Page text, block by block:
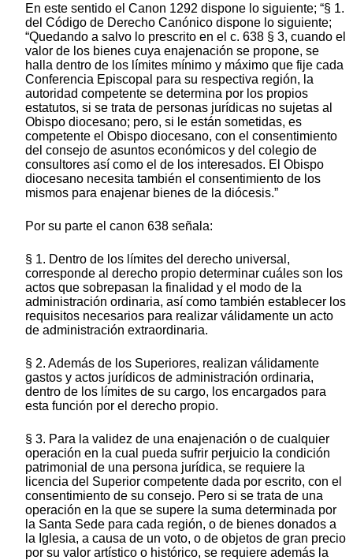
En este sentido el Canon 1292 dispone lo siguiente; “§ 1.
del Código de Derecho Canónico dispone lo siguiente;
“Quedando a salvo lo prescrito en el c. 638 § 3, cuando el
valor de los bienes cuya enajenación se propone, se
halla dentro de los límites mínimo y máximo que fije cada
Conferencia Episcopal para su respectiva región, la
autoridad competente se determina por los propios
estatutos, si se trata de personas jurídicas no sujetas al
Obispo diocesano; pero, si le están sometidas, es
competente el Obispo diocesano, con el consentimiento
del consejo de asuntos económicos y del colegio de
consultores así como el de los interesados. El Obispo
diocesano necesita también el consentimiento de los
mismos para enajenar bienes de la diócesis.”
Por su parte el canon 638 señala:
§ 1. Dentro de los límites del derecho universal,
corresponde al derecho propio determinar cuáles son los
actos que sobrepasan la finalidad y el modo de la
administración ordinaria, así como también establecer los
requisitos necesarios para realizar válidamente un acto
de administración extraordinaria.
§ 2. Además de los Superiores, realizan válidamente
gastos y actos jurídicos de administración ordinaria,
dentro de los límites de su cargo, los encargados para
esta función por el derecho propio.
§ 3. Para la validez de una enajenación o de cualquier
operación en la cual pueda sufrir perjuicio la condición
patrimonial de una persona jurídica, se requiere la
licencia del Superior competente dada por escrito, con el
consentimiento de su consejo. Pero si se trata de una
operación en la que se supere la suma determinada por
la Santa Sede para cada región, o de bienes donados a
la Iglesia, a causa de un voto, o de objetos de gran precio
por su valor artístico o histórico, se requiere además la